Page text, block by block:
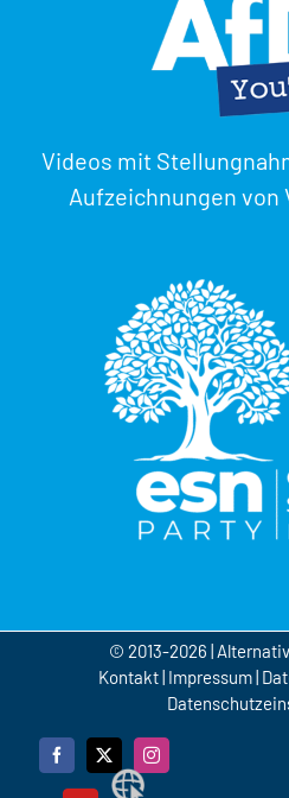
Videos mit
Aufzeichnungen von
© 2013-2026 |
Kontakt| Impressum|
Facebook
X
Instagram
Webseite